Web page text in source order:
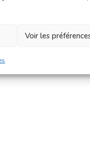
Voir les